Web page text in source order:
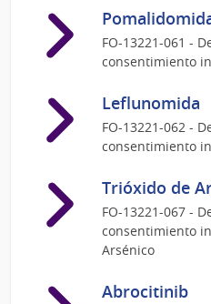
FO-13221-061 -
consentimiento
Leflunomida
FO-13221-062 -
consentimiento
Trióxido de
FO-13221-067 -
consentimiento
Arsénico
Abrocitinib